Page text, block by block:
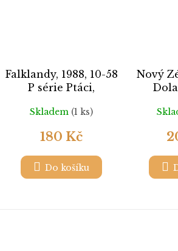
Falklandy, 1988, 10-58
P série Ptáci,
Skladem (1 ks)
180 Kč
Do košíku
Nový